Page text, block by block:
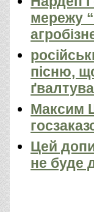
мережу
пісню,
Максим
Цей
не буде